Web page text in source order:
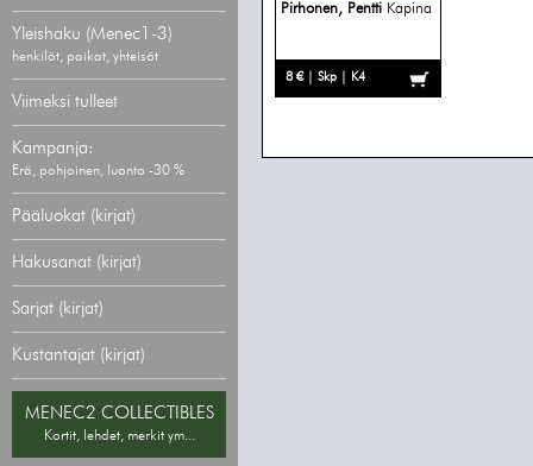
Yleishaku (Menec1-3)
henkilöt, paikat, yhteisöt
Viimeksi tulleet
Kampanja:
Erä, pohjoinen, luonto -30 %
Pääluokat (kirjat)
Hakusanat (kirjat)
Sarjat (kirjat)
Kustantajat (kirjat)
MENEC2 COLLECTIBLES
Kortit, lehdet, merkit ym...
Pirhonen, Pentti Kapina
8 € | Skp | K4